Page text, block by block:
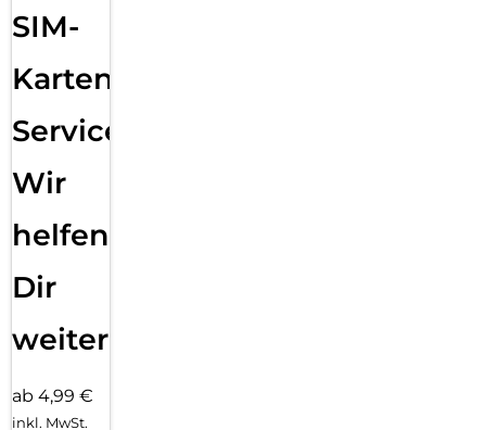
SIM-
Karten
Service:
Wir
helfen
Dir
weiter
ab 4,99 €
inkl. MwSt.